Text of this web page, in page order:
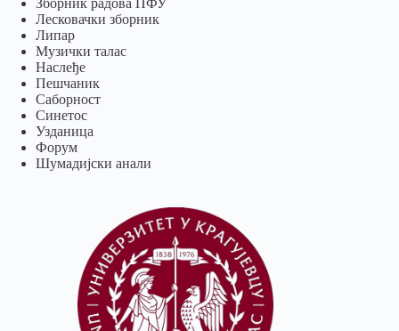
Лесковачки зборник
Липар
Музички талас
Наслеђе
Пешчаник
Саборност
Синетос
Узданица
Форум
Шумадијски анали